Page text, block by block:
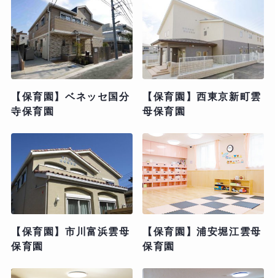
【保育園】ベネッセ国分
寺保育園
【保育園】西東京新町雲
母保育園
【保育園】市川富浜雲母
保育園
【保育園】浦安堀江雲母
保育園